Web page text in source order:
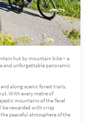
hut by mountain bike – a
and unforgettable panoramic
along scenic forest trails,
With every metre of
mountains of the Texel
rewarded with crisp
peaceful atmosphere of the